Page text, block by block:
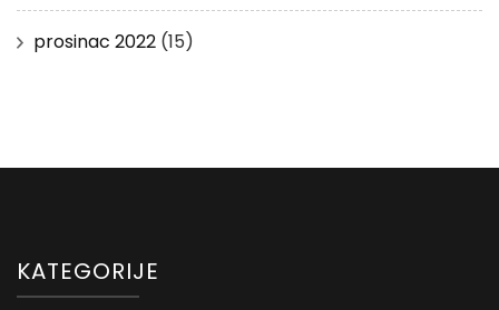
prosinac 2022 (15)
KATEGORIJE